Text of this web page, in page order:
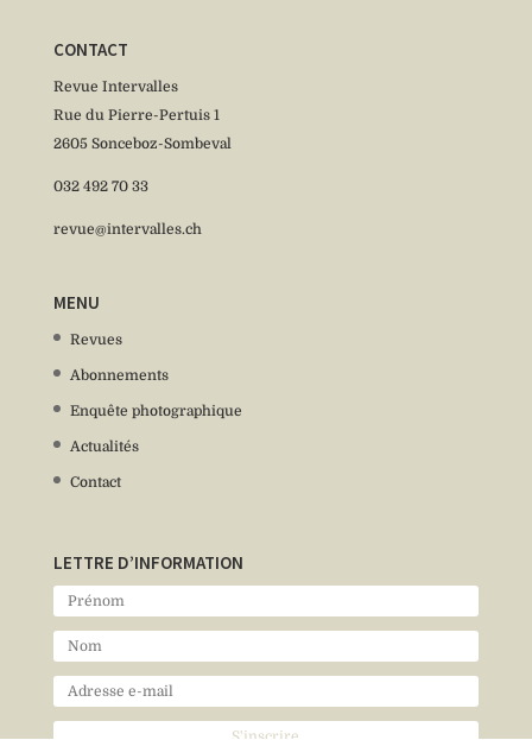
CONTACT
Revue Intervalles
Rue du Pierre-Pertuis 1
2605 Sonceboz-Sombeval
032 492 70 33
revue@intervalles.ch
MENU
Revues
Abonnements
Enquête photographique
Actualités
Contact
LETTRE D’INFORMATION